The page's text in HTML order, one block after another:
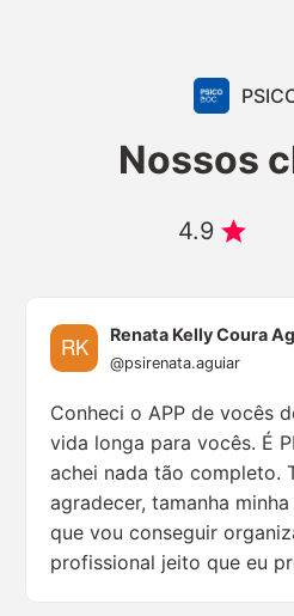
Nossos
4.9
Renata Kelly Coura
@psirenata.aguiar
Conheci o APP de vocês
vida longa para vocês. É
achei nada tão completo.
agradecer, tamanha
que vou conseguir
profissional jeito que eu